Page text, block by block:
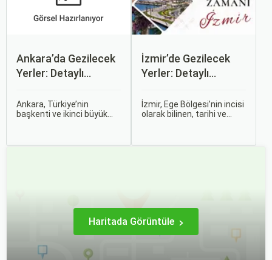
Ankara’da Gezilecek
Yerler: Detaylı
Ankara, Türkiye’nin
başkenti ve ikinci büyük
imkanları sunmaktadır.
İzmir’de Gezilecek
Yerler: Detaylı
İzmir, Ege Bölgesi’nin incisi
olarak bilinen, tarihi ve
deneyimler sunmaktadır.
Haritada Görüntüle